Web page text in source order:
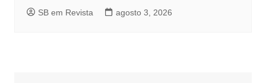
SB em Revista agosto 3, 2026